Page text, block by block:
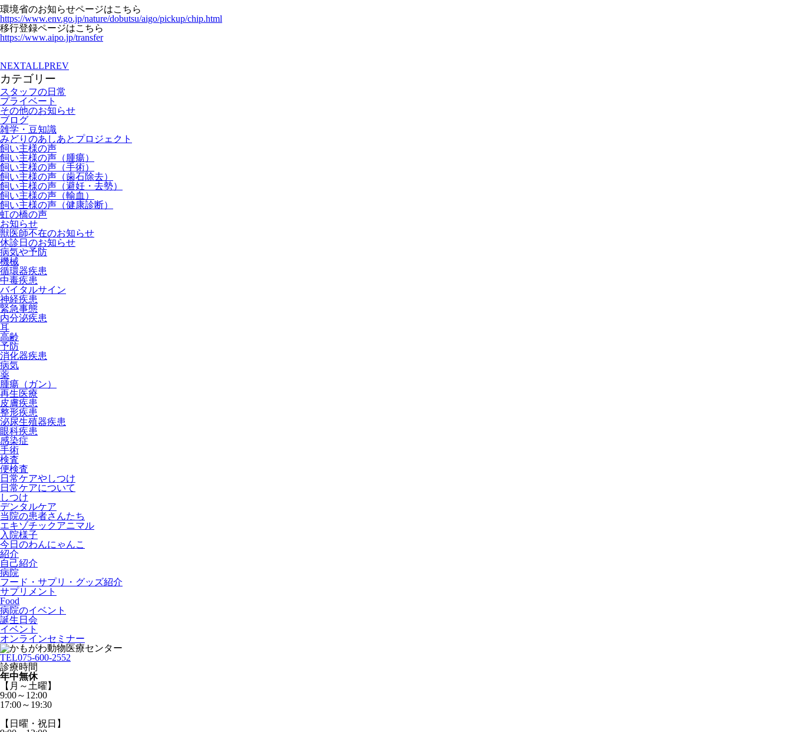
環境省のお知らせページはこちら
https://www.env.go.jp/nature/dobutsu/aigo/pickup/chip.html
移行登録ページはこちら
https://www.aipo.jp/transfer
NEXTALLPREV
カテゴリー
スタッフの日常
プライベート
その他のお知らせ
ブログ
雑学・豆知識
みどりのあしあとプロジェクト
飼い主様の声
飼い主様の声（腫瘍）
飼い主様の声（手術）
飼い主様の声（歯石除去）
飼い主様の声（避妊・去勢）
飼い主様の声（輸血）
飼い主様の声（健康診断）
虹の橋の声
お知らせ
獣医師不在のお知らせ
休診日のお知らせ
病気や予防
機械
循環器疾患
中毒疾患
バイタルサイン
神経疾患
緊急事態
内分泌疾患
耳
高齢
予防
消化器疾患
病気
薬
腫瘍（ガン）
再生医療
皮膚疾患
整形疾患
泌尿生殖器疾患
眼科疾患
感染症
手術
検査
便検査
日常ケアやしつけ
日常ケアについて
しつけ
デンタルケア
当院の患者さんたち
エキゾチックアニマル
入院様子
今日のわんにゃんこ
紹介
自己紹介
病院
フード・サプリ・グッズ紹介
サプリメント
Food
病院のイベント
誕生日会
イベント
オンラインセミナー
TEL075-600-2552
診療時間
年中無休
【月～土曜】
9:00～12:00
17:00～19:30
【日曜・祝日】